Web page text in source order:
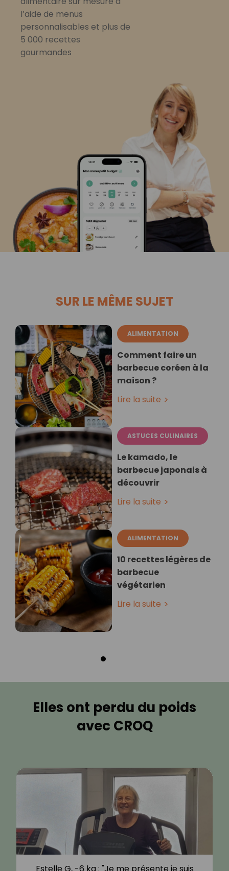
l’aide de menus
personnalisables et plus de
5 000 recettes
gourmandes
SUR LE MÊME SUJET
ALIMENTATION
Comment faire un
barbecue coréen à la
maison ?
Lire la suite
ASTUCES CULINAIRES
Le kamado, le
barbecue japonais à
découvrir
Lire la suite
ALIMENTATION
10 recettes légères de
barbecue
végétarien
Lire la suite
Elles ont perdu du poids
avec CROQ
Estelle G, -6 kg : "Je me présente je suis